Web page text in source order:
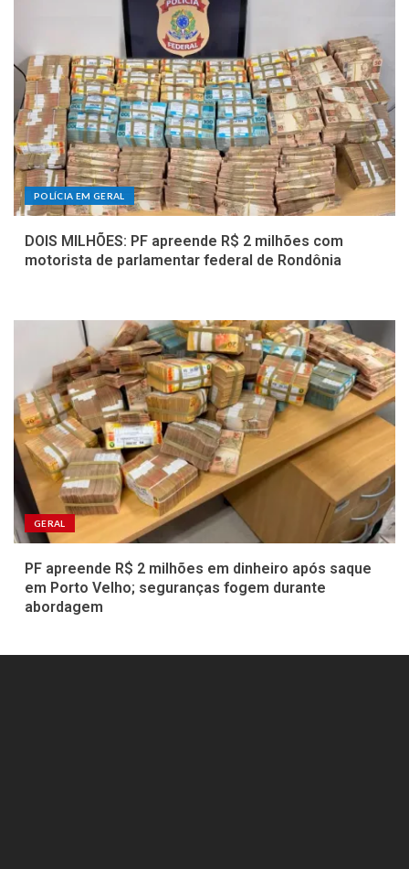
POLÍCIA EM GERAL
DOIS MILHÕES: PF apreende R$ 2 milhões com
motorista de parlamentar federal de Rondônia
GERAL
PF apreende R$ 2 milhões em dinheiro após saque
em Porto Velho; seguranças fogem durante
abordagem